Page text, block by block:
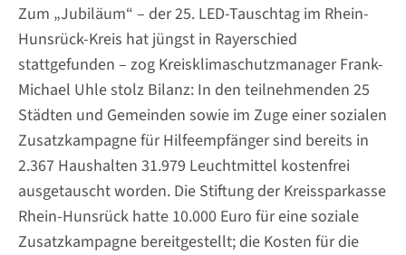
Zum „Jubiläum“ – der 25. LED-Tauschtag im Rhein-
Hunsrück-Kreis hat jüngst in Rayerschied
stattgefunden – zog Kreisklimaschutzmanager Frank-
Michael Uhle stolz Bilanz: In den teilnehmenden 25
Städten und Gemeinden sowie im Zuge einer sozialen
Zusatzkampagne für Hilfeempfänger sind bereits in
2.367 Haushalten 31.979 Leuchtmittel kostenfrei
ausgetauscht worden. Die Stiftung der Kreissparkasse
Rhein-Hunsrück hatte 10.000 Euro für eine soziale
Zusatzkampagne bereitgestellt; die Kosten für die